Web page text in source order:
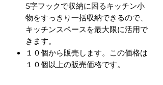
S字フックで収納に困るキッチン小
物をすっきり一括収納できるので、
キッチンスペースを最大限に活用で
きます。
１０個から販売します。この価格は
１０個以上の販売価格です。